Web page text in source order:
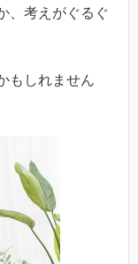
、考えがぐるぐ
もしれません